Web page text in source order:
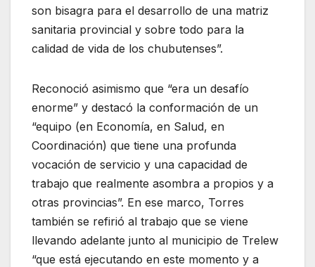
son bisagra para el desarrollo de una matriz
sanitaria provincial y sobre todo para la
calidad de vida de los chubutenses”.
Reconoció asimismo que “era un desafío
enorme” y destacó la conformación de un
“equipo (en Economía, en Salud, en
Coordinación) que tiene una profunda
vocación de servicio y una capacidad de
trabajo que realmente asombra a propios y a
otras provincias”. En ese marco, Torres
también se refirió al trabajo que se viene
llevando adelante junto al municipio de Trelew
“que está ejecutando en este momento y a